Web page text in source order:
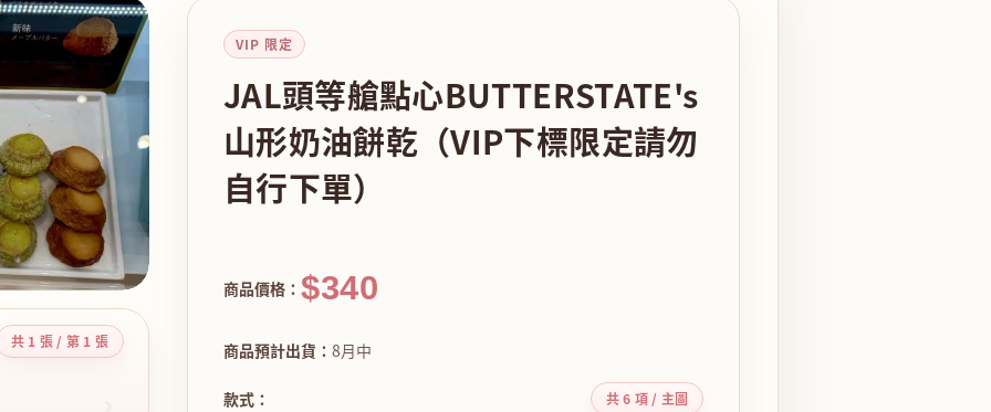
共 1 張 / 第 1 張
VIP 限定
JAL頭等艙點心BUTTERSTATE's
山形奶油餅乾（VIP下標限定請勿
自行下單）
商品價格： $340
商品預計出貨： 8月中
款式： 共 6 項 / 主圖